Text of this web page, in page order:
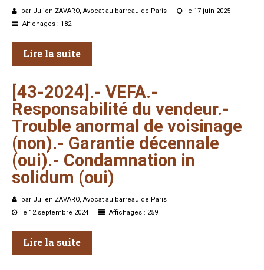
par Julien ZAVARO, Avocat au barreau de Paris
le 17 juin 2025
Affichages : 182
Lire la suite
[43-2024].- VEFA.-
Responsabilité du vendeur.-
Trouble anormal de voisinage
(non).- Garantie décennale
(oui).- Condamnation in
solidum (oui)
par Julien ZAVARO, Avocat au barreau de Paris
le 12 septembre 2024
Affichages : 259
Lire la suite